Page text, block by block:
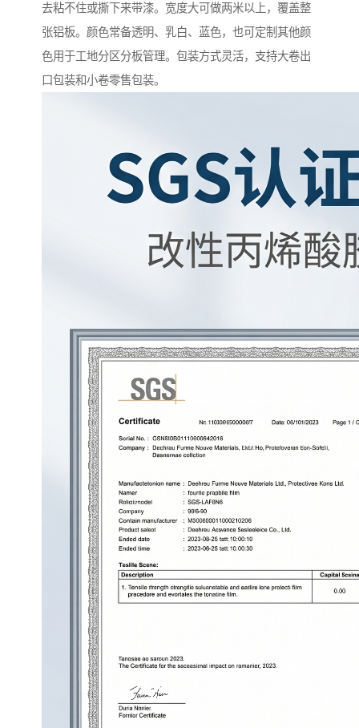
去粘不住或撕下来带漆。宽度大可做两米以上，覆盖整
张铝板。颜色常备透明、乳白、蓝色，也可定制其他颜
色用于工地分区分板管理。包装方式灵活，支持大卷出
口包装和小卷零售包装。